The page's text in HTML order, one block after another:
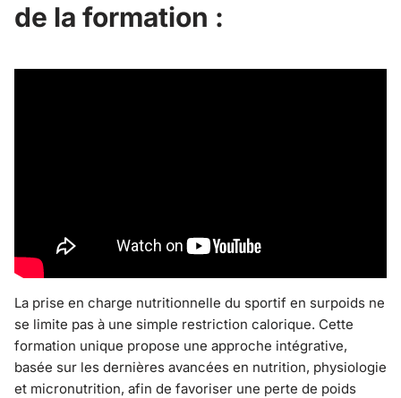
de la formation :
La prise en charge nutritionnelle du sportif en surpoids ne
se limite pas à une simple restriction calorique. Cette
formation unique propose une approche intégrative,
basée sur les dernières avancées en nutrition, physiologie
et micronutrition, afin de favoriser une perte de poids